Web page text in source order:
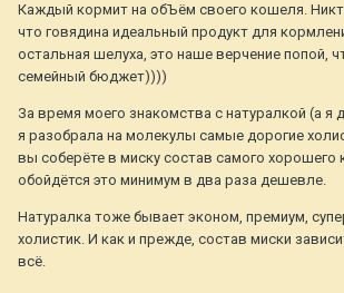
Каждый кормит на обЪём своего кошеля.
что говядина идеальный продукт для
остальная шелуха, это наше верчение попой,
семейный бюджет))))
За время моего знакомства с натуралкой (а
я разобрала на молекулы самые дорогие
вы соберёте в миску состав самого хорошего
обойдётся это минимум в два раза дешевле.
Натуралка тоже бывает эконом, премиум,
холистик. И как и прежде, состав миски
всё.